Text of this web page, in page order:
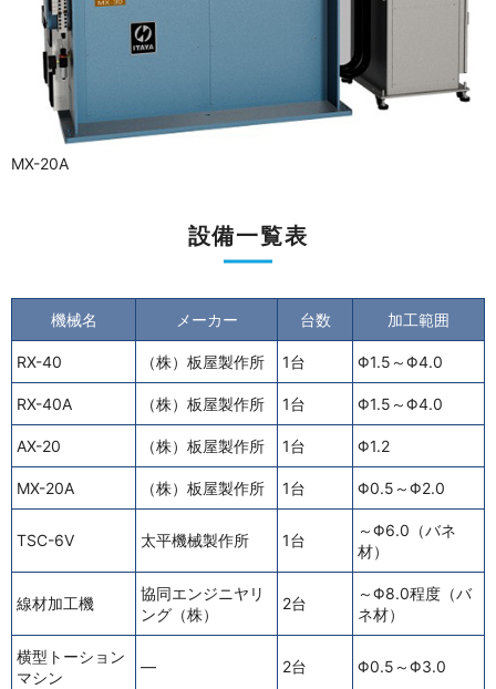
MX-20A
設備一覧表
機械名 メーカー 台数 加工範囲
RX-40 （株）板屋製作所 1台 Φ1.5～Φ4.0
RX-40A （株）板屋製作所 1台 Φ1.5～Φ4.0
AX-20 （株）板屋製作所 1台 Φ1.2
MX-20A （株）板屋製作所 1台 Φ0.5～Φ2.0
TSC-6V 太平機械製作所 1台
～Φ6.0（バネ
材）
線材加工機
協同エンジニヤリ
ング（株）
2台
～Φ8.0程度（バ
ネ材）
横型トーション
マシン
— 2台 Φ0.5～Φ3.0